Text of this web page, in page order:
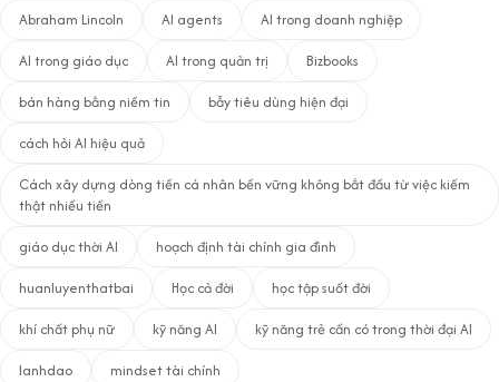
Abraham Lincoln AI agents
AI trong doanh nghiệp
AI trong giáo dục
AI trong quản trị
Bizbooks
bán hàng bằng niềm tin
bẫy tiêu dùng hiện đại
cách hỏi AI hiệu quả
Cách xây dựng dòng tiền cá nhân bền vững không bắt đầu từ việc kiếm
thật nhiều tiền
giáo dục thời AI
hoạch định tài chính gia đình
huanluyenthatbai
Học cả đời
học tập suốt đời
khí chất phụ nữ
kỹ năng AI
kỹ năng trẻ cần có trong thời đại AI
lanhdao
mindset tài chính